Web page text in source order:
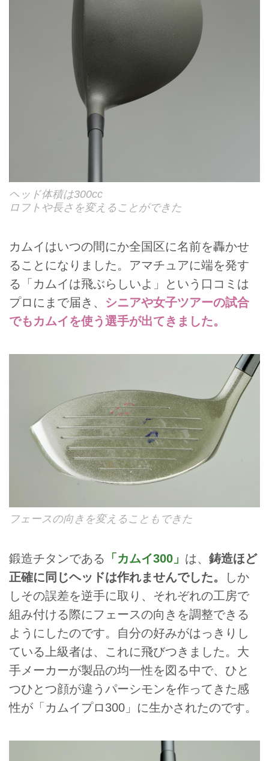
ヘッド体積は300cc
ロフトや長さを変えることができた
カムイはいつの間にか全国区に名前を轟かせ
ることになりました。アマチュアに端を発す
る「カムイは飛ぶらしいよ」という口コミは
プロにまで届き、 シニアや女子ツアーの試合
でもカムイを使う選手が出てきました。
フェースの向きを変えることもできた
鍛造チタンである 「カムイ300」 は、 鋳造ほど
正確に同じヘッドは作れませんでした。
しか
しその誤差を逆手に取り、それぞれの工房で
組み付ける際にフェースの向きを調整できる
ようにしたのです。自分の好みがはっきりし
ている上級者は、これに飛びつきました。大
手メーカーが製品の均一性を図る中で、ひと
つひとつ顔が違うパーシモンを作ってきた感
性が「カムイプロ300」に生かされたのです。